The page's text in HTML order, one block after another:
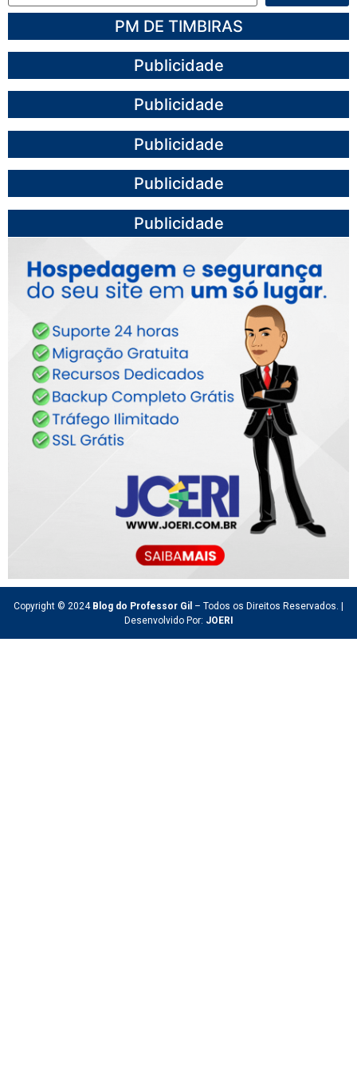
PM DE TIMBIRAS
Publicidade
Publicidade
Publicidade
Publicidade
Publicidade
Copyright © 2024 Blog do Professor Gil – Todos os Direitos Reservados. |
Desenvolvido Por: JOERI